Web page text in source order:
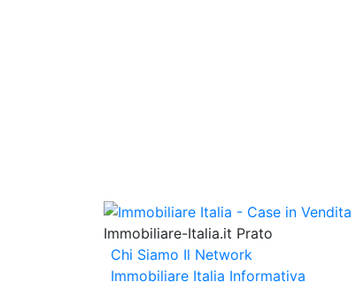
Immobiliare-Italia.it Prato
Chi Siamo Il Network
Immobiliare Italia Informativa